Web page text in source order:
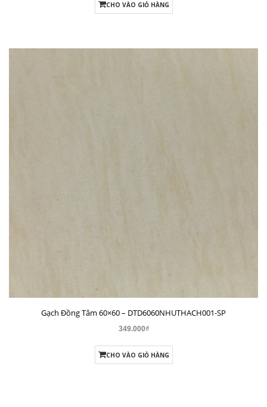
CHO VÀO GIỎ HÀNG
Gạch Đồng Tâm 60×60 – DTD6060CREMA-MAFIL01
291.000₫
CHO VÀO GIỎ HÀNG